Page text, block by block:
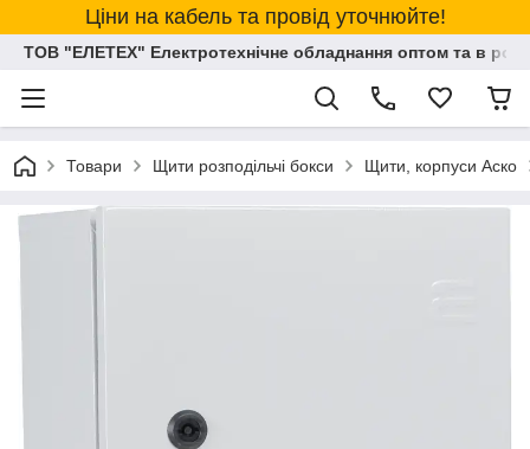
Ціни на кабель та провід уточнюйте!
ТОВ "ЕЛЕТЕХ" Електротехнічне обладнання оптом та в
Товари Щити розподільчі бокси Щити, корпуси Аско